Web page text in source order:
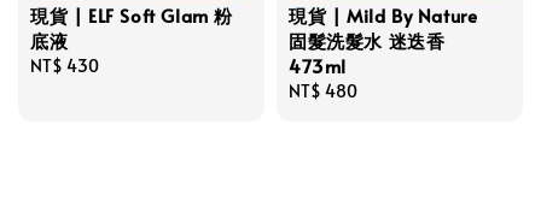
現貨 | ELF Soft Glam 粉
底液
Regular
NT$ 430
現貨 | Mild By Nature
固髮洗髮水 迷迭香
473ml
Regular
NT$ 480